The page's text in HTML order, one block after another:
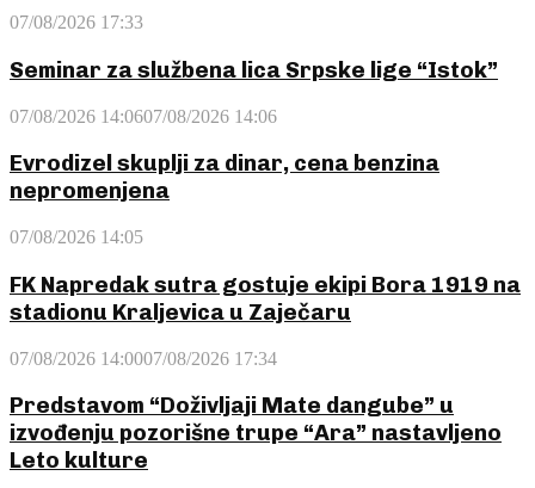
07/08/2026 17:33
Seminar za službena lica Srpske lige “Istok”
07/08/2026 14:0607/08/2026 14:06
Evrodizel skuplji za dinar, cena benzina
nepromenjena
07/08/2026 14:05
FK Napredak sutra gostuje ekipi Bora 1919 na
stadionu Kraljevica u Zaječaru
07/08/2026 14:0007/08/2026 17:34
Predstavom “Doživljaji Mate dangube” u
izvođenju pozorišne trupe “Ara” nastavljeno
Leto kulture